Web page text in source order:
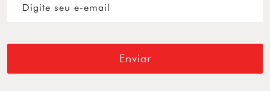
Enviar